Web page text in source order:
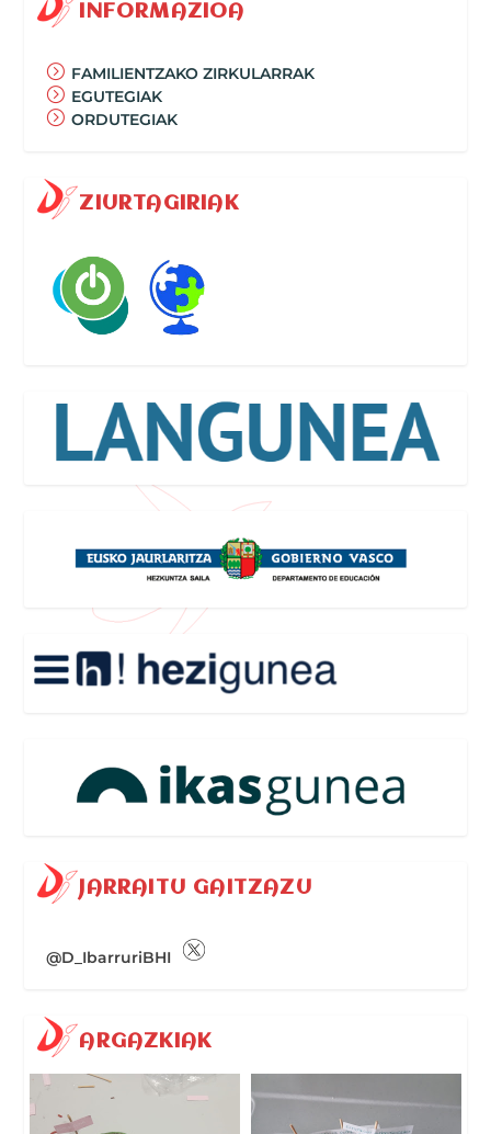
INFORMAZIOA
FAMILIENTZAKO ZIRKULARRAK
EGUTEGIAK
ORDUTEGIAK
ZIURTAGIRIAK
JARRAITU GAITZAZU
@D_IbarruriBHI
ARGAZKIAK